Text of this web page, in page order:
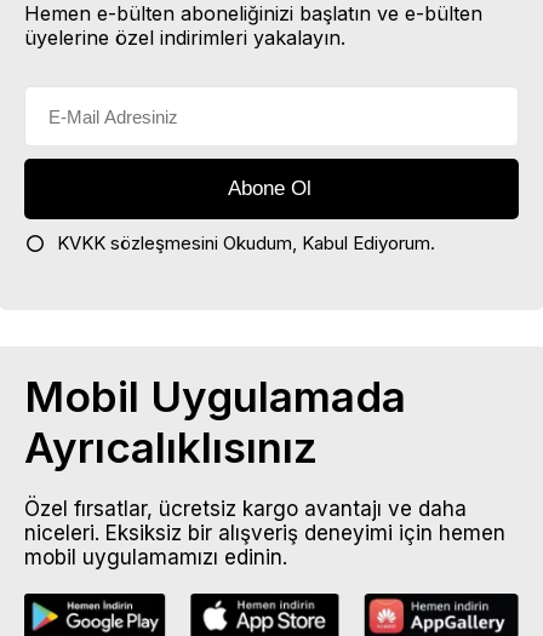
Hemen e-bülten aboneliğinizi başlatın ve e-bülten
üyelerine özel indirimleri yakalayın.
KVKK sözleşmesini Okudum, Kabul Ediyorum.
Mobil Uygulamada
Ayrıcalıklısınız
Özel fırsatlar, ücretsiz kargo avantajı ve daha
niceleri. Eksiksiz bir alışveriş deneyimi için hemen
mobil uygulamamızı edinin.